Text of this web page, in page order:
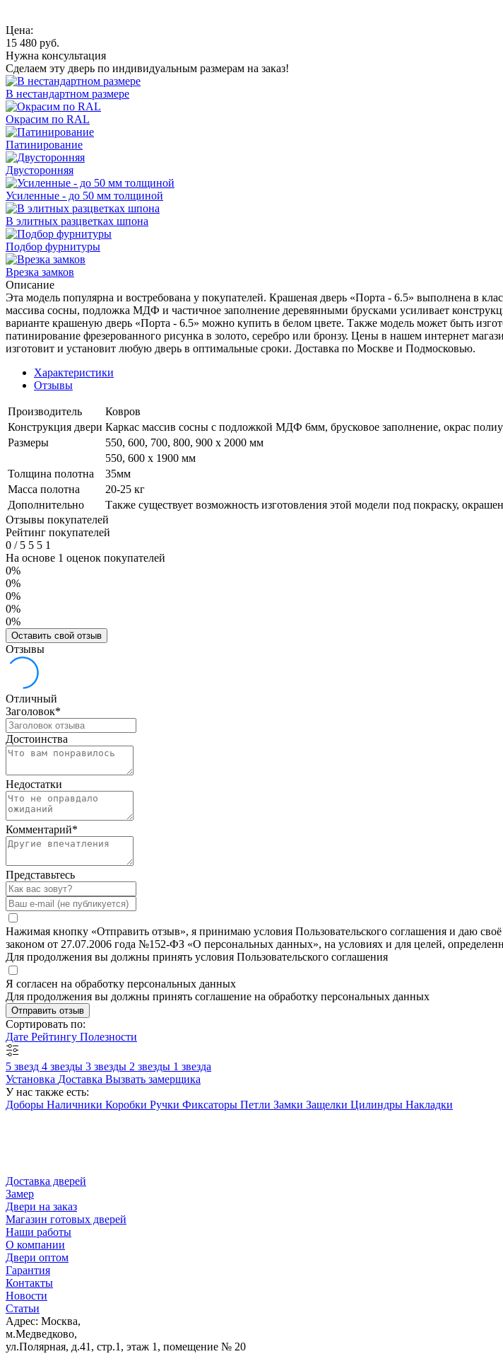
Цена:
15 480 руб.
Нужна консультация
Сделаем эту дверь по индивидуальным размерам на заказ!
В нестандартном размере
Окрасим по RAL
Патинирование
Двусторонняя
Усиленные - до 50 мм толщиной
В элитных разцветках шпона
Подбор фурнитуры
Врезка замков
Описание
Эта модель популярна и востребована у покупателей. Крашеная дверь «Порта - 6.5» выполнена в
массива сосны, подложка МДФ и частичное заполнение деревянными брусками усиливает
варианте крашеную дверь «Порта - 6.5» можно купить в белом цвете. Также модель может быть
патинирование фрезерованного рисунка в золото, серебро или бронзу. Цены в нашем интернет
изготовит и установит любую дверь в оптимальные сроки. Доставка по Москве и Подмосковью.
Характеристики
Отзывы
Производитель
Ковров
Конструкция двери Каркас массив сосны с подложкой МДФ 6мм, брусковое заполнение, окрас
Размеры
550, 600, 700, 800, 900 x 2000 мм
550, 600 х 1900 мм
Толщина полотна
35мм
Масса полотна
20-25 кг
Дополнительно
Также существует возможность изготовления этой модели под покраску,
Отзывы покупателей
Рейтинг покупателей
0 /5 5 5 1
На основе 1 оценок покупателей
0%
0%
0%
0%
0%
Оставить свой отзыв
Отзывы
Отличный
Заголовок*
Достоинства
Недостатки
Комментарий*
Представьтесь
Нажимая кнопку «Отправить отзыв», я принимаю условия Пользовательского соглашения и даю
законом от 27.07.2006 года №152-ФЗ «О персональных данных», на условиях и для целей,
Для продолжения вы должны принять условия Пользовательского соглашения
Я согласен на обработку персональных данных
Для продолжения вы должны принять соглашение на обработку персональных данных
Отправить отзыв
Сортировать по:
Дате Рейтингу Полезности
5 звезд 4 звезды 3 звезды 2 звезды 1 звезда
Установка Доставка Вызвать замерщика
У нас также есть:
Доборы Наличники Коробки Ручки Фиксаторы Петли Замки Защелки Цилиндры Накладки
Доставка дверей
Замер
Двери на заказ
Магазин готовых дверей
Наши работы
О компании
Двери оптом
Гарантия
Контакты
Новости
Статьи
Адрес: Москва,
м.Медведково,
ул.Полярная, д.41, стр.1, этаж 1, помещение № 20